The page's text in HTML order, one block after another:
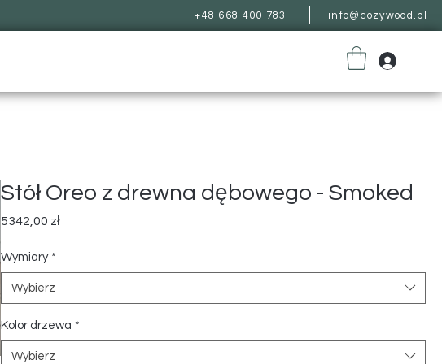
+48 668 400 783 info@cozywood.pl
Stół Oreo z drewna dębowego - Smoked
5342,00 złCena
Wymiary *
Wybierz
Kolor drzewa *
Wybierz